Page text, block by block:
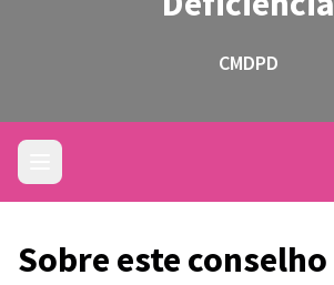
CMDPD
Sobre este conselho